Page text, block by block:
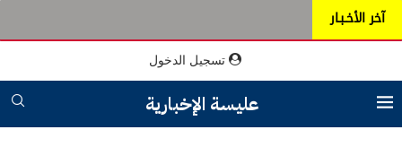
آخر الأخـبـار
تسجيل الدخول
عليسة الإخبارية